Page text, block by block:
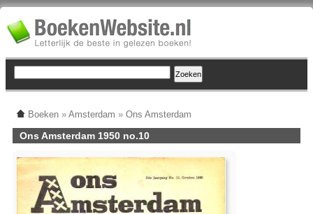
Boeken » Amsterdam » Ons Amsterdam
Ons Amsterdam 1950 no.10